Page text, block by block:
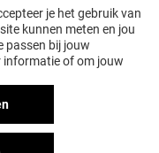
je het gebruik van
kunnen meten en jou
passen bij jouw
informatie of om jouw